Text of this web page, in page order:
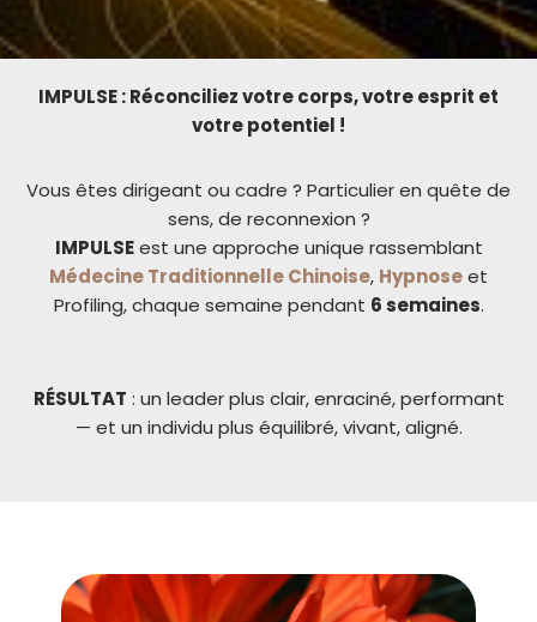
IMPULSE : Réconciliez votre corps, votre esprit et
votre potentiel !
Vous êtes dirigeant ou cadre ? Particulier en quête de
sens, de reconnexion ?
IMPULSEest une approche unique rassemblant
Médecine Traditionnelle Chinoise, Hypnoseet
Profiling, chaque semaine pendant 6 semaines.
RÉSULTAT : un leader plus clair, enraciné, performant
— et un individu plus équilibré, vivant, aligné.